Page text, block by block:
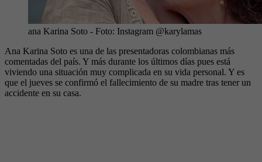
ana Karina Soto - Foto: Instagram @karylamas
Ana Karina Soto es una de las presentadoras colombianas más
comentadas del país. Y más durante los últimos días pues está
viviendo una situación muy complicada en su vida personal. Y es
que el jueves se confirmó el fallecimiento de su madre tras tener un
accidente en su casa.